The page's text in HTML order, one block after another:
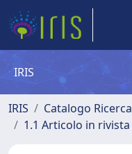
IRIS
IRIS Catalogo Ricerca
1.1 Articolo in rivista